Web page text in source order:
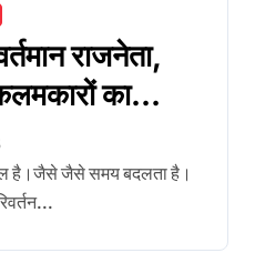
राजनेता,
का